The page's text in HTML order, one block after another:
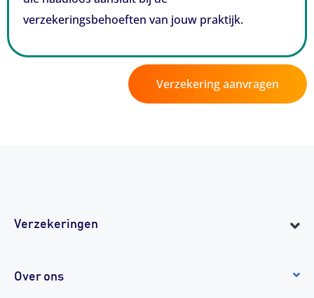
verzekeringsbehoeften van jouw praktijk.
Verzekering aanvragen
Verzekeringen
Over ons